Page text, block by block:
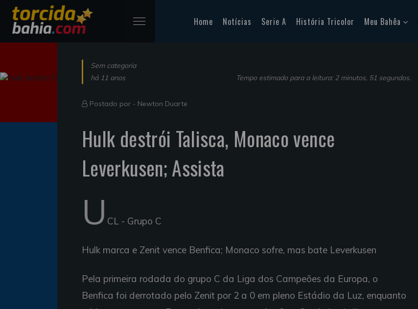
Home Notícias Serie A História Tricolor Meu Bahêa
Sem categoria
há 11 anos
Tempo estimado para a leitura: 2 minutos, 51 segundos.
Postado por - Newton Duarte
Hulk destrói Talisca, Monaco vence
Leverkusen; Assista
U CL - Grupo C
Hulk marca e Zenit vence Benfica; Monaco sofre, mas bate Leverkusen
Pela primeira rodada do grupo C da Liga dos Campeões da Europa, o
Benfica foi derrotado pelo Zenit por 2 a 0 em pleno Estádio da Luz, enquanto